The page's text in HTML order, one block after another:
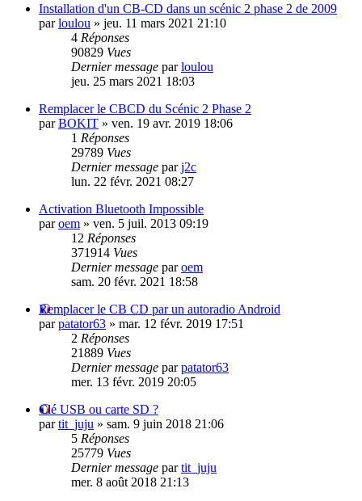
Installation d'un CB-CD dans un scénic 2 phase 2 de 2009
parloulou » jeu. 11 mars 2021 21:10
4 Réponses
90829 Vues
Dernier message parloulou
jeu. 25 mars 2021 18:03
Remplacer le CBCD du Scénic 2 Phase 2
parBOKIT » ven. 19 avr. 2019 18:06
1 Réponses
29789 Vues
Dernier message parj2c
lun. 22 févr. 2021 08:27
Activation Bluetooth Impossible
paroem » ven. 5 juil. 2013 09:19
12 Réponses
371914 Vues
Dernier message paroem
sam. 20 févr. 2021 18:58
Remplacer le CB CD par un autoradio Android
parpatator63 » mar. 12 févr. 2019 17:51
2 Réponses
21889 Vues
Dernier message parpatator63
mer. 13 févr. 2019 20:05
Clé USB ou carte SD ?
partit_juju » sam. 9 juin 2018 21:06
5 Réponses
25779 Vues
Dernier message partit_juju
mer. 8 août 2018 21:13